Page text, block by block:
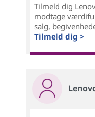
Tilmeld dig
modtage
salg,
Tilmeld dig >